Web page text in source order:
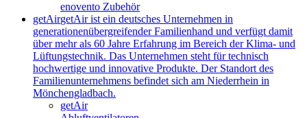
enovento Zubehör
getAirgetAir ist ein deutsches Unternehmen in
generationenübergreifender Familienhand und verfügt damit
über mehr als 60 Jahre Erfahrung im Bereich der Klima- und
Lüftungstechnik. Das Unternehmen steht für technisch
hochwertige und innovative Produkte. Der Standort des
Familienunternehmens befindet sich am Niederrhein in
Mönchengladbach.
getAir